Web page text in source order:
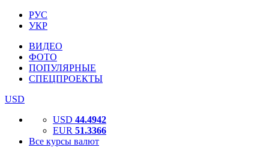
РУС
УКР
ВИДЕО
ФОТО
ПОПУЛЯРНЫЕ
СПЕЦПРОЕКТЫ
USD
USD 44.4942
EUR 51.3366
Все курсы валют